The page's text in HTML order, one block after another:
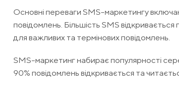
Основні переваги SMS-маркетингу
повідомлень. Більшість SMS
для важливих та термінових повідомлень.
SMS-маркетинг набирає популярності
90% повідомлень відкривається та